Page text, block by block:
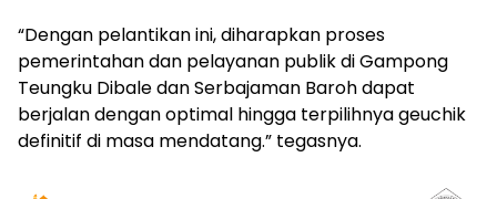
“Dengan pelantikan ini, diharapkan proses
pemerintahan dan pelayanan publik di Gampong
Teungku Dibale dan Serbajaman Baroh dapat
berjalan dengan optimal hingga terpilihnya geuchik
definitif di masa mendatang.” tegasnya.